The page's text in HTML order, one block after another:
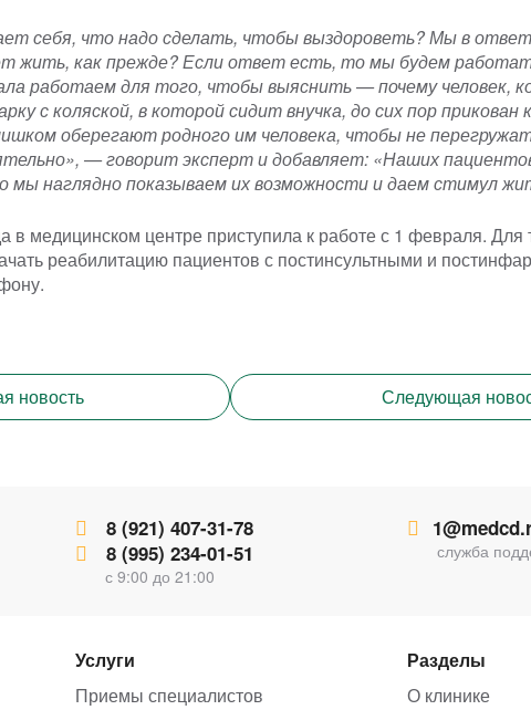
себя, что надо сделать, чтобы выздороветь? Мы в
жить, как прежде? Если ответ есть, то мы будем
работаем для того, чтобы выяснить — почему человек,
с коляской, в которой сидит внучка, до сих пор прикован
оберегают родного им человека, чтобы не
— говорит эксперт и добавляет: «Наших
наглядно показываем их возможности и даем стимул
в медицинском центре приступила к работе с 1 февраля. Для
реабилитацию пациентов с постинсультными и
новость Следующая
8 (921) 407-31-78
8 (995) 234-01-51
с 9:00 до 21:00
служба
Услуги
Приемы специалистов
Разделы
О клинике